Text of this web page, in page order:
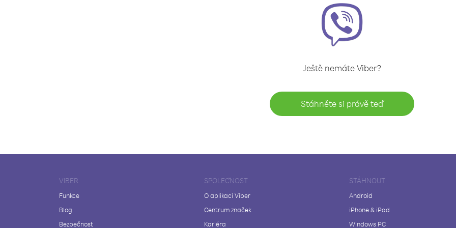
Ještě nemáte Viber?
Stáhněte si právě teď
VIBER
Funkce
Blog
Bezpečnost
SPOLEČNOST
O aplikaci Viber
Centrum značek
Kariéra
STÁHNOUT
Android
iPhone & iPad
Windows PC